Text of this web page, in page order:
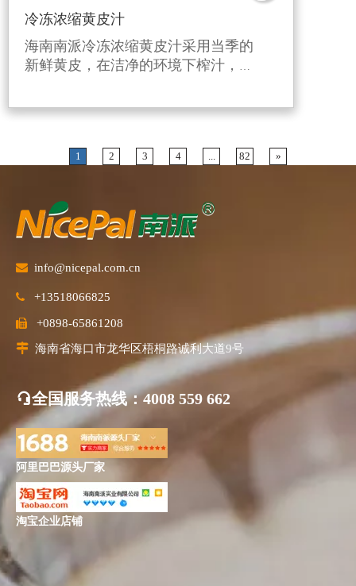
冷冻浓缩黄皮汁
海南南派冷冻浓缩黄皮汁采用当季的
新鲜黄皮，在洁净的环境下榨汁，利
1 2 3 4 82 »
 info@nicepal.com.cn
 +13518066825
 +0898-65861208
 海南省海口市龙华区梧桐路诚利大道9号
全国服务热线：4008 559 662
阿里巴巴源头厂家
淘宝企业店铺